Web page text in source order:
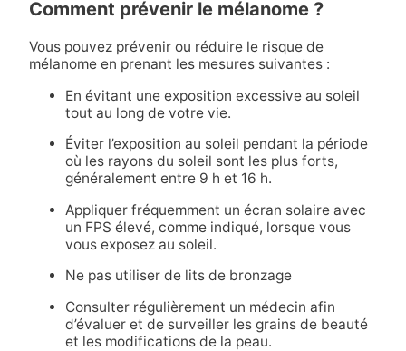
Comment prévenir le mélanome ?
Vous pouvez prévenir ou réduire le risque de
mélanome en prenant les mesures suivantes :
En évitant une exposition excessive au soleil
tout au long de votre vie.
Éviter l’exposition au soleil pendant la période
où les rayons du soleil sont les plus forts,
généralement entre 9 h et 16 h.
Appliquer fréquemment un écran solaire avec
un FPS élevé, comme indiqué, lorsque vous
vous exposez au soleil.
Ne pas utiliser de lits de bronzage
Consulter régulièrement un médecin afin
d’évaluer et de surveiller les grains de beauté
et les modifications de la peau.